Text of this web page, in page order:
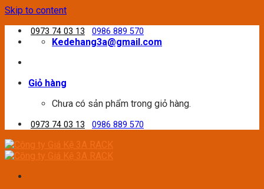
Skip to content
0973 74 03 13 0986 889 570
Kedehang3a@gmail.com
Giỏ hàng
Chưa có sản phẩm trong giỏ hàng.
0973 74 03 13 0986 889 570